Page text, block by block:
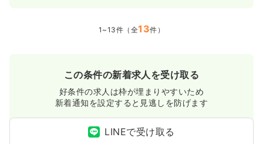
1~13件（全13件）
この条件の新着求人を受け取る
好条件の求人は枠が埋まりやすいため
新着通知を設定すると見逃しを防げます
LINEで受け取る